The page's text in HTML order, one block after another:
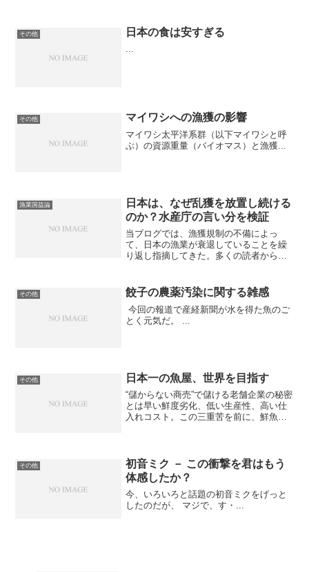
その他 日本の食は安すぎる
その他 マイワシへの漁獲の影響
マイワシ太平洋系群（以下マイワシと呼
ぶ）の資源重量（バイオマス）と漁獲...
漁業国益論
日本は、なぜ乱獲を放置し続ける
のか？水産庁の言い分を検証
当ブログでは、漁獲規制の不備によっ
て、日本の漁業が衰退していることを繰
り返し指摘してきた。多くの読者から、
問に対する水産庁の言い分を紹介しよ
う。水産庁が資源管理をしない...
その他 餃子の農薬汚染に関する雑感
今回の報道で産経新聞が水を得た魚のご
その他 日本一の魚屋、世界を目指す
“儲からない商売”で儲ける老舗企業の秘密
とは早い鮮度劣化、低い生産性、高い仕
入れコスト。この三重苦を前に、鮮魚売
の要因を探ると、“町...
その他
初音ミク － この衝撃を君はもう
体感したか？
今、いろいろと話題の初音ミクをげっと
したのだが、 マジで、す・...